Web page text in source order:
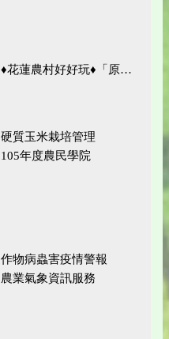
♦花蓮農村好好玩♦「原、生、慢、活」四條遊程推薦
硬質玉米栽培管理
105年度農民學院
作物病蟲害疫情警報
農業氣象資訊服務